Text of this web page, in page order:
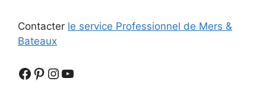
Contacter le service Professionnel de Mers &
Bateaux
Facebook
Pinterest
Instagram
YouTube